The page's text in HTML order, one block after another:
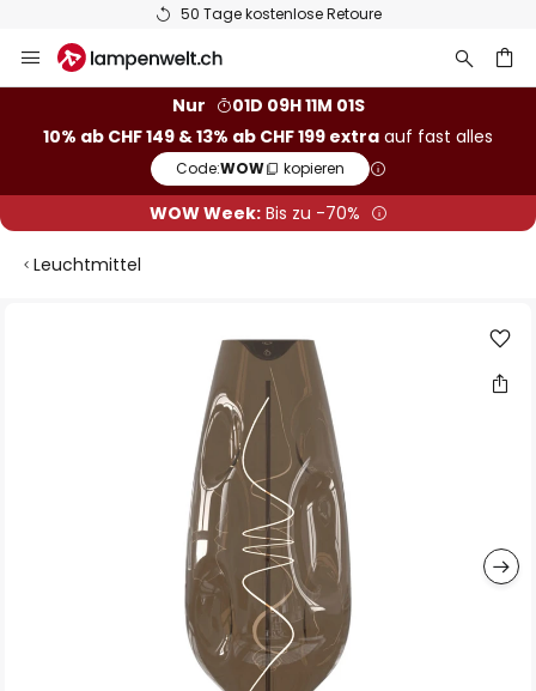
50 Tage kostenlose Retoure
Inhalt
Nur
01D 09H 11M 00S
10% ab CHF 149 & 13% ab CHF 199 extra auf fast alles
Code:WOW kopieren
WOW Week:Bis zu -70%
Leuchtmittel